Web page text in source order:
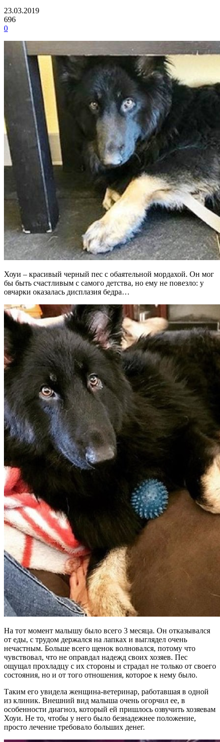
23.03.2019
696
0
Хоуи – красивый черный пес с обаятельной мордахой. Он мог
бы быть счастливым с самого детства, но ему не повезло: у
овчарки оказалась дисплазия бедра…
На тот момент малышу было всего 3 месяца. Он отказывался
от еды, с трудом держался на лапках и выглядел очень
нечастным. Больше всего щенок волновался, потому что
чувствовал, что не оправдал надежд своих хозяев. Пес
ощущал прохладцу с их стороны и страдал не только от своего
состояния, но и от того отношения, которое к нему было.
Таким его увидела женщина-ветеринар, работавшая в одной
из клиник. Внешний вид малыша очень огорчил ее, в
особенности диагноз, который ей пришлось озвучить хозяевам
Хоуи. Не то, чтобы у него было безнадежнее положение,
просто лечение требовало больших денег.